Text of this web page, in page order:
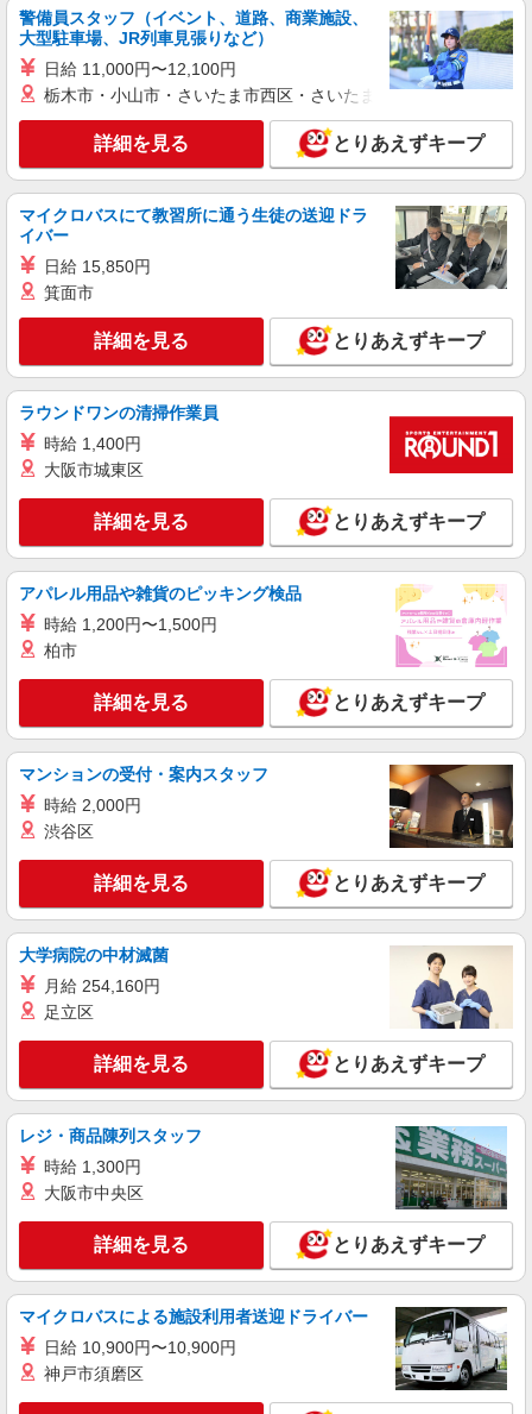
株式会社TNプランテーション
就労支援スタッフ
時給1,080円〜 （経験・能力考慮します）
栃木県鹿沼市上奈良部町67番地 株式会社TNプ
ランテーション
詳細を見る
正社員
株式会社TNプランテーション
就労支援スタッフ
月給200,000円〜250,000円 （経験・能力考慮
します） ※処遇改善手当一律3,000円含む
栃木県鹿沼市上奈良部町67番地 株式会社TNプ
キープ 詳細を見る
警備員スタッフ（イベント、道路、商業施設、
大型駐車場、JR列車見張りなど）
日給 11,000円〜12,100円
栃木市・小山市・さいたま市西区・さいたま市岩槻区・久喜市・
詳細を見る とりあえずキープ
マイクロバスにて教習所に通う生徒の送迎ドラ
イバー
日給 15,850円
箕面市
詳細を見る とりあえずキープ
ラウンドワンの清掃作業員
時給 1,400円
大阪市城東区
詳細を見る とりあえずキープ
アパレル用品や雑貨のピッキング検品
時給 1,200円〜1,500円
柏市
詳細を見る とりあえずキープ
マンションの受付・案内スタッフ
時給 2,000円
渋谷区
詳細を見る とりあえずキープ
大学病院の中材滅菌
月給 254,160円
足立区
詳細を見る とりあえずキープ
レジ・商品陳列スタッフ
時給 1,300円
大阪市中央区
詳細を見る とりあえずキープ
マイクロバスによる施設利用者送迎ドライバー
日給 10,900円〜10,900円
神戸市須磨区